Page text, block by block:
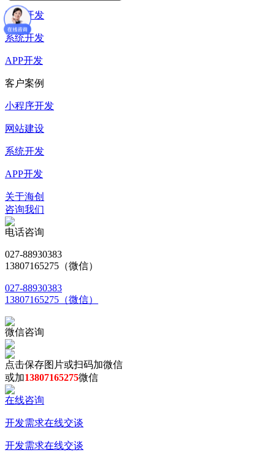
网站开发
系统开发
APP开发
客户案例
小程序开发
网站建设
系统开发
APP开发
关于海创
咨询我们
电话咨询
027-88930383
13807165275（微信）
027-88930383
13807165275（微信）
微信咨询
点击保存图片或扫码加微信
或加13807165275微信
在线咨询
开发需求在线交谈
开发需求在线交谈